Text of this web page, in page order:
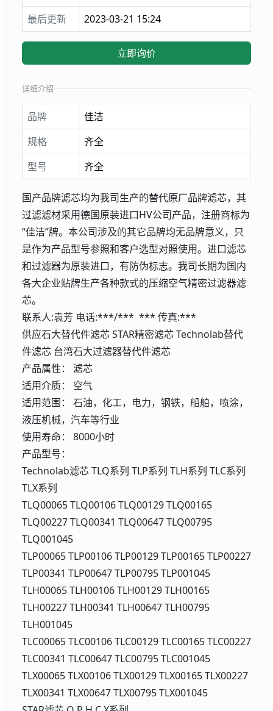
最后更新
2023-03-21 15:24
立即询价
详细介绍
品牌
佳洁
规格
齐全
型号
齐全
国产品牌滤芯均为我司生产的替代原厂品牌滤芯，其
过滤滤材采用德国原装进口HV公司产品，注册商标为
“佳洁”牌。本公司涉及的其它品牌均无品牌意义，只
是作为产品型号参照和客户选型对照使用。进口滤芯
和过滤器为原装进口，有防伪标志。我司长期为国内
各大企业贴牌生产各种款式的压缩空气精密过滤器滤
芯。
联系人:袁芳 电话:***/*** *** 传真:***
供应石大替代件滤芯 STAR精密滤芯 Technolab替代
件滤芯 台湾石大过滤器替代件滤芯
产品属性： 滤芯
适用介质： 空气
适用范围： 石油，化工，电力，钢铁，船舶，喷涂，
液压机械，汽车等行业
使用寿命： 8000小时
产品型号：
Technolab滤芯 TLQ系列 TLP系列 TLH系列 TLC系列
TLX系列
TLQ00065 TLQ00106 TLQ00129 TLQ00165
TLQ00227 TLQ00341 TLQ00647 TLQ00795
TLQ001045
TLP00065 TLP00106 TLP00129 TLP00165 TLP00227
TLP00341 TLP00647 TLP00795 TLP001045
TLH00065 TLH00106 TLH00129 TLH00165
TLH00227 TLH00341 TLH00647 TLH00795
TLH001045
TLC00065 TLC00106 TLC00129 TLC00165 TLC00227
TLC00341 TLC00647 TLC00795 TLC001045
TLX00065 TLX00106 TLX00129 TLX00165 TLX00227
TLX00341 TLX00647 TLX00795 TLX001045